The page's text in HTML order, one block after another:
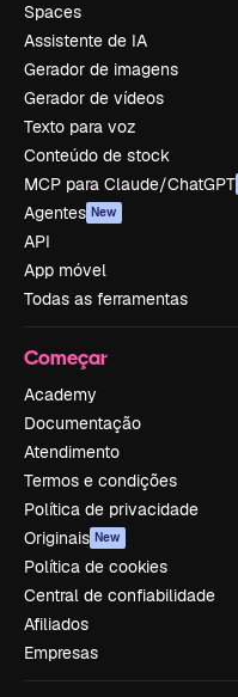
Spaces
Assistente de IA
Gerador de imagens
Gerador de vídeos
Texto para voz
Conteúdo de stock
MCP para Claude/ChatGPT
Agentes New
API
App móvel
Todas as ferramentas
Começar
Academy
Documentação
Atendimento
Termos e condições
Política de privacidade
Originais New
Política de cookies
Central de confiabilidade
Afiliados
Empresas